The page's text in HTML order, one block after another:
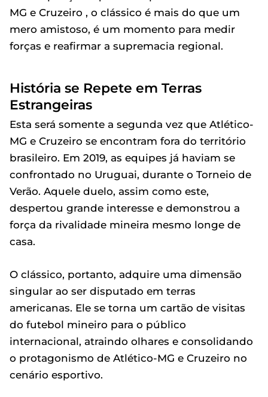
MG e Cruzeiro , o clássico é mais do que um
mero amistoso, é um momento para medir
forças e reafirmar a supremacia regional.
História se Repete em Terras
Estrangeiras
Esta será somente a segunda vez que Atlético-
MG e Cruzeiro se encontram fora do território
brasileiro. Em 2019, as equipes já haviam se
confrontado no Uruguai, durante o Torneio de
Verão. Aquele duelo, assim como este,
despertou grande interesse e demonstrou a
força da rivalidade mineira mesmo longe de
casa.
O clássico, portanto, adquire uma dimensão
singular ao ser disputado em terras
americanas. Ele se torna um cartão de visitas
do futebol mineiro para o público
internacional, atraindo olhares e consolidando
o protagonismo de Atlético-MG e Cruzeiro no
cenário esportivo.